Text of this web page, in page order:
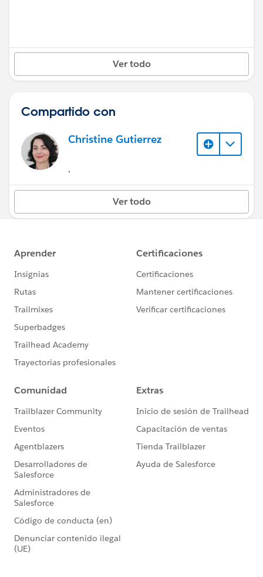
Ver todo
Compartido con
Christine Gutierrez
.
Ver todo